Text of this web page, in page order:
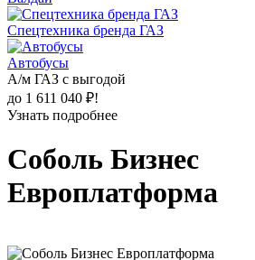
Спецтехника бренда ГАЗ
Автобусы
А/м ГАЗ с выгодой
до 1 611 040 ₽!
Узнать подробнее
Соболь Бизнес
Европлатформа